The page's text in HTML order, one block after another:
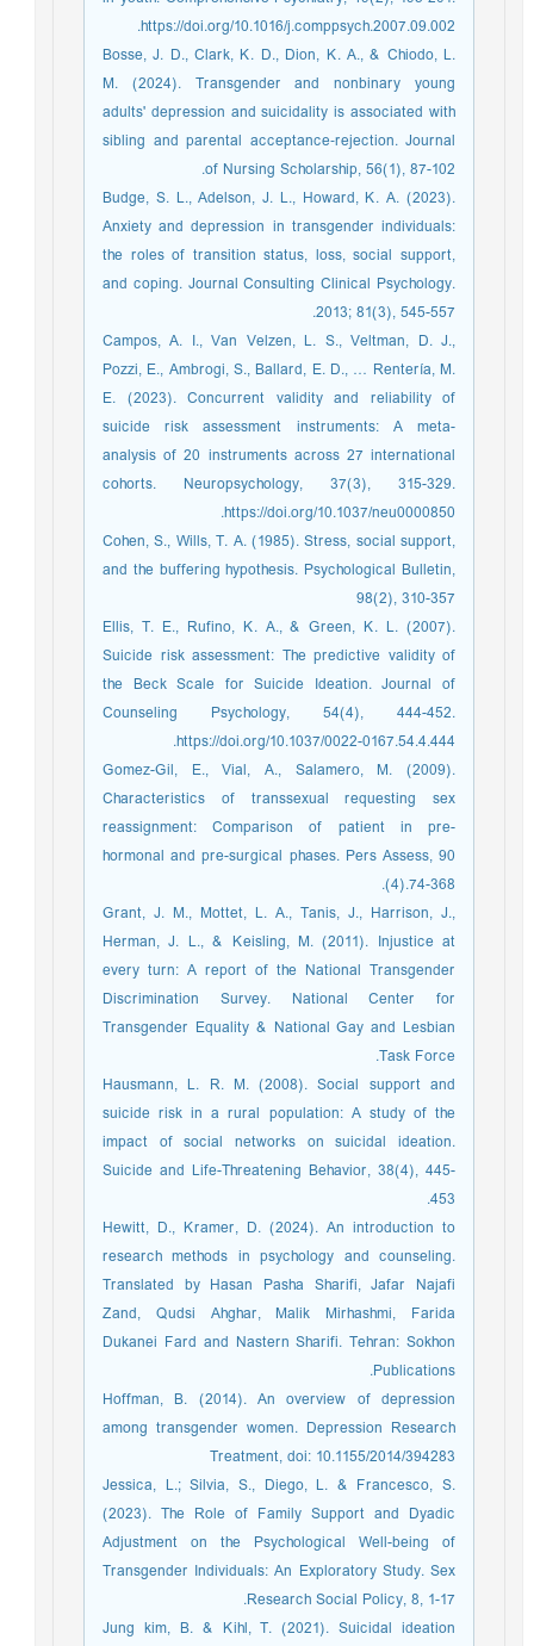
https://doi.org/10.1016/j.comppsych.2007.09.002.
Bosse, J. D., Clark, K. D., Dion, K. A., & Chiodo, L.
M. (2024). Transgender and nonbinary young
adults' depression and suicidality is associated with
sibling and parental acceptance‐rejection. Journal
of Nursing Scholarship, 56(1), 87-102.
Budge, S. L., Adelson, J. L., Howard, K. A. (2023).
Anxiety and depression in transgender individuals:
the roles of transition status, loss, social support,
and coping. Journal Consulting Clinical Psychology.
2013; 81(3), 545-557.
Campos, A. I., Van Velzen, L. S., Veltman, D. J.,
Pozzi, E., Ambrogi, S., Ballard, E. D., … Rentería, M.
E. (2023). Concurrent validity and reliability of
suicide risk assessment instruments: A meta-
analysis of 20 instruments across 27 international
cohorts. Neuropsychology, 37(3), 315-329.
https://doi.org/10.1037/neu0000850.
Cohen, S., Wills, T. A. (1985). Stress, social support,
and the buffering hypothesis. Psychological Bulletin,
98(2), 310-357
Ellis, T. E., Rufino, K. A., & Green, K. L. (2007).
Suicide risk assessment: The predictive validity of
the Beck Scale for Suicide Ideation. Journal of
Counseling Psychology, 54(4), 444-452.
https://doi.org/10.1037/0022-0167.54.4.444.
Gomez-Gil, E., Vial, A., Salamero, M. (2009).
Characteristics of transsexual requesting sex
reassignment: Comparison of patient in pre-
hormonal and pre-surgical phases. Pers Assess, 90
(4).74-368.
Grant, J. M., Mottet, L. A., Tanis, J., Harrison, J.,
Herman, J. L., & Keisling, M. (2011). Injustice at
every turn: A report of the National Transgender
Discrimination Survey. National Center for
Transgender Equality & National Gay and Lesbian
Task Force.
Hausmann, L. R. M. (2008). Social support and
suicide risk in a rural population: A study of the
impact of social networks on suicidal ideation.
Suicide and Life-Threatening Behavior, 38(4), 445-
453.
Hewitt, D., Kramer, D. (2024). An introduction to
research methods in psychology and counseling.
Translated by Hasan Pasha Sharifi, Jafar Najafi
Zand, Qudsi Ahghar, Malik Mirhashmi, Farida
Dukanei Fard and Nastern Sharifi. Tehran: Sokhon
Publications.
Hoffman, B. (2014). An overview of depression
among transgender women. Depression Research
Treatment, doi: 10.1155/2014/394283
Jessica, L.; Silvia, S., Diego, L. & Francesco, S.
(2023). The Role of Family Support and Dyadic
Adjustment on the Psychological Well-being of
Transgender Individuals: An Exploratory Study. Sex
Research Social Policy, 8, 1-17.
Jung kim, B. & Kihl, T. (2021). Suicidal ideation